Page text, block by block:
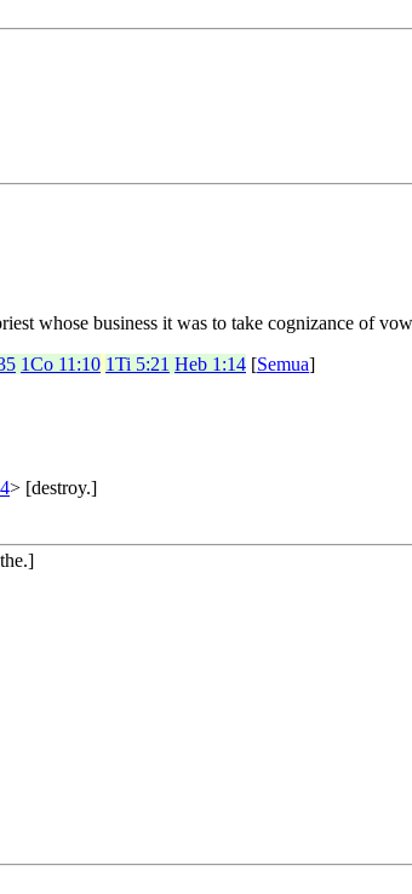
whose business it was to take cognizance of
1Co 11:10 1Ti 5:21 Heb 1:14 [Semua]
> [destroy.]